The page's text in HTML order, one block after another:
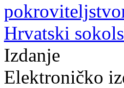
Hrvatski
Izdanje
Elektroničko